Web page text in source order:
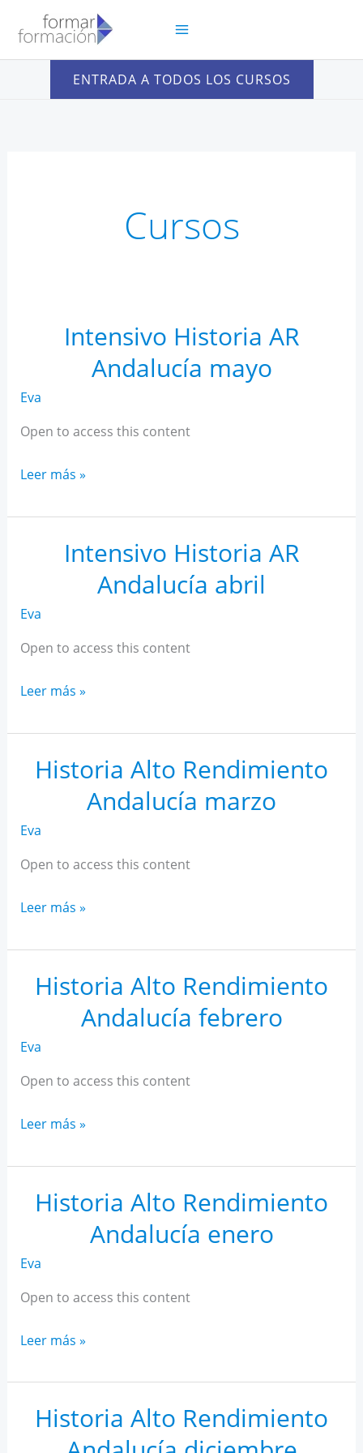
contenido
ENTRADA A TODOS LOS CURSOS
Cursos
Intensivo Historia AR
Andalucía mayo
Eva
Open to access this content
Intensivo
AR
Andalucía
Leer más »
Intensivo Historia AR
Andalucía abril
Eva
Open to access this content
Intensivo
AR
Andalucía
abril
Leer más »
Historia Alto Rendimiento
Andalucía marzo
Eva
Open to access this content
Historia
Rendimiento
Andalucía
marzo
Leer más »
Historia Alto Rendimiento
Andalucía febrero
Eva
Open to access this content
Historia
Rendimiento
Andalucía
febrero
Leer más »
Historia Alto Rendimiento
Andalucía enero
Eva
Open to access this content
Historia
Rendimiento
Andalucía
enero
Leer más »
Historia Alto Rendimiento